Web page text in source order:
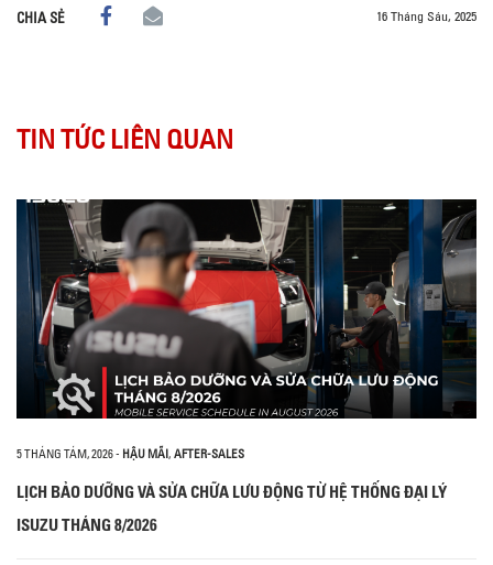
CHIA SẺ 16 Tháng Sáu, 2025
TIN TỨC LIÊN QUAN
5 THÁNG TÁM, 2026- HẬU MÃI, AFTER-SALES
LỊCH BẢO DƯỠNG VÀ SỬA CHỮA LƯU ĐỘNG TỪ HỆ THỐNG ĐẠI LÝ
ISUZU THÁNG 8/2026